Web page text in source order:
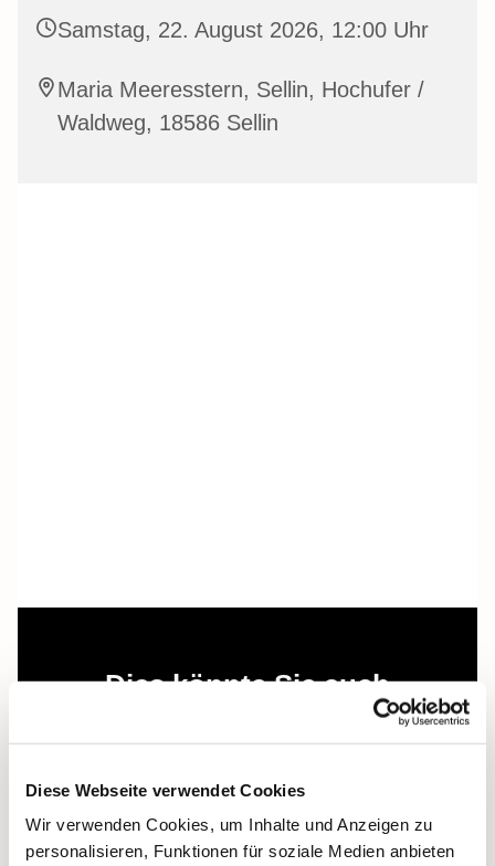
Diese Webseite verwendet Cookies
Wir verwenden Cookies, um Inhalte und Anzeigen zu
personalisieren, Funktionen für soziale Medien anbieten
Samstag, 22. August 2026, 12:00 Uhr
Maria Meeresstern, Sellin, Hochufer /
Waldweg, 18586 Sellin
Dies könnte Sie auch